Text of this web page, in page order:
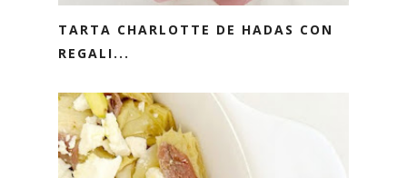
TARTA CHARLOTTE DE HADAS CON
REGALI...